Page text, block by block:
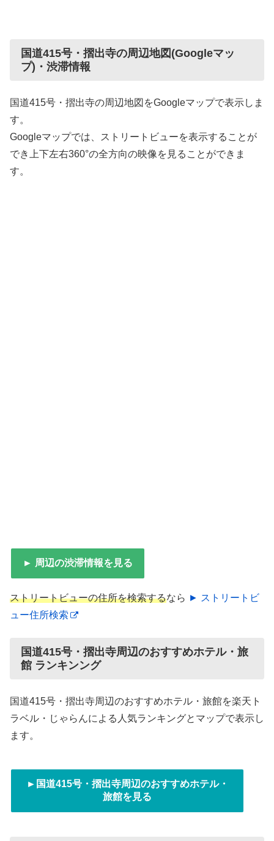
国道415号・摺出寺の周辺地図(Googleマッ
プ)・渋滞情報
国道415号・摺出寺の周辺地図をGoogleマップで表示しま
す。
Googleマップでは、ストリートビューを表示することが
でき上下左右360°の全方向の映像を見ることができま
す。
► 周辺の渋滞情報を見る
ストリートビューの住所を検索するなら ► ストリートビ
ュー住所検索
国道415号・摺出寺周辺のおすすめホテル・旅
館 ランキンング
国道415号・摺出寺周辺のおすすめホテル・旅館を楽天ト
ラベル・じゃらんによる人気ランキングとマップで表示し
ます。
►国道415号・摺出寺周辺のおすすめホテル・
旅館を見る